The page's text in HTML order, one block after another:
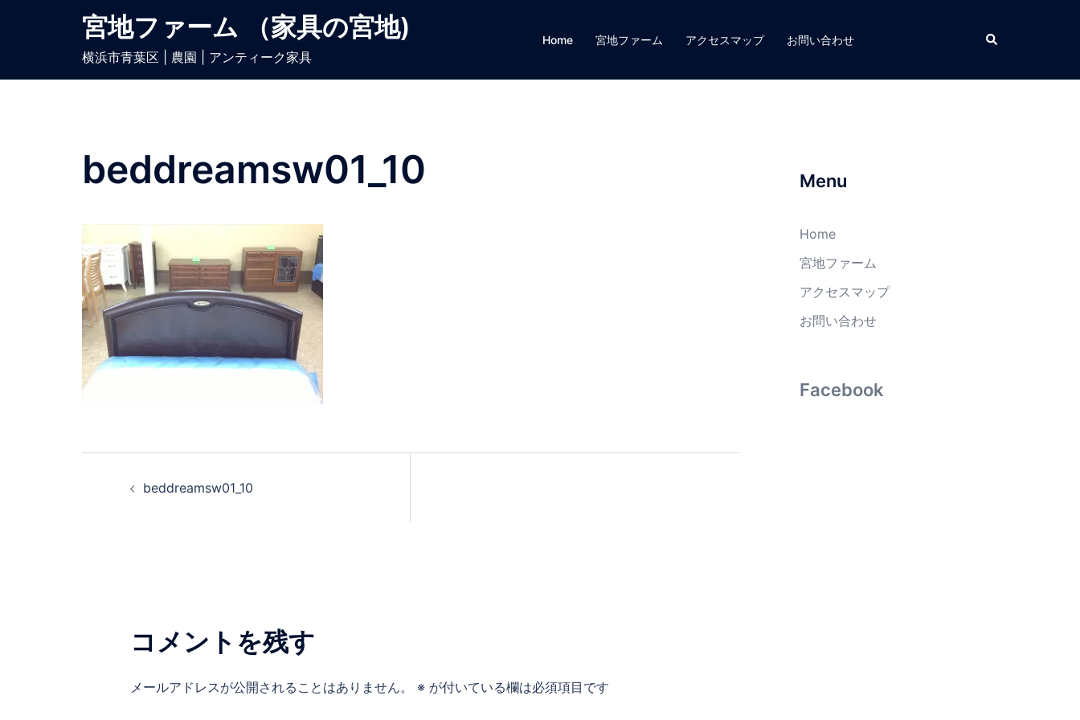
宮地ファーム （家具の宮地)
横浜市青葉区 | 農園 | アンティーク家具
Home 宮地ファーム アクセスマップ お問い合わせ
beddreamsw01_10
beddreamsw01_10
コメントを残す
メールアドレスが公開されることはありません。 ※ が付いている欄は必須項目です
Menu
Home
宮地ファーム
アクセスマップ
お問い合わせ
Facebook